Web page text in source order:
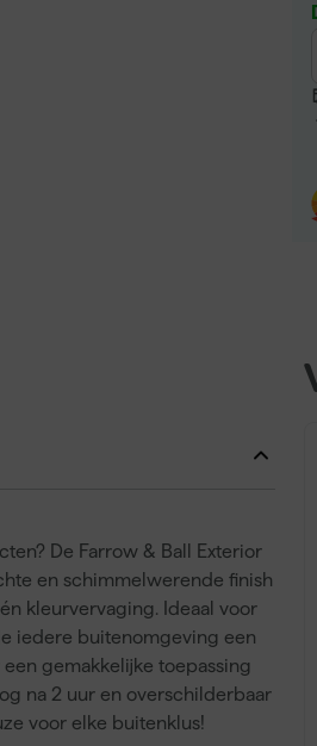
De Farrow & Ball Exterior
en schimmelwerende finish
kleurvervaging. Ideaal voor
iedere buitenomgeving een
gemakkelijke toepassing
na 2 uur en overschilderbaar
voor elke buitenklus!